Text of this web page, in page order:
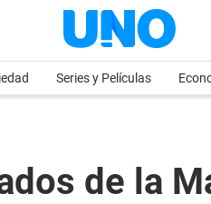
Series y Películas
de la